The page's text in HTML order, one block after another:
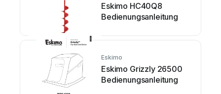
Eskimo HC40Q8
Bedienungsanleitung
Eskimo
Eskimo Grizzly 26500
Bedienungsanleitung